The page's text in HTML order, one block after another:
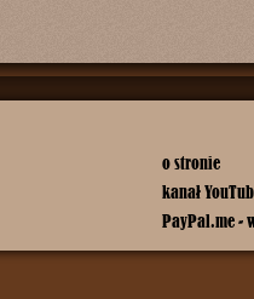
o stronie
kanał
PayPal.me -